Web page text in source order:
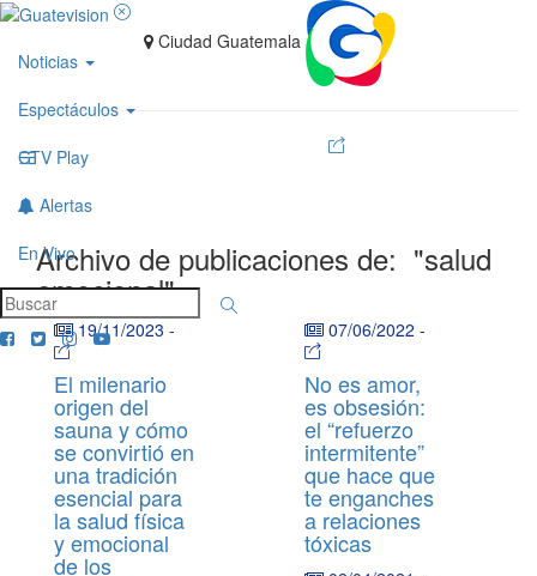
Noticias
Espectáculos
GTV Play
Alertas
En Vivo
Ciudad Guatemala
Archivo de publicaciones de: "salud
emocional"
19/11/2023 -
El milenario
origen del
sauna y cómo
se convirtió en
una tradición
esencial para
la salud física
y emocional
de los
07/06/2022 -
No es amor,
es obsesión:
el “refuerzo
intermitente”
que hace que
te enganches
a relaciones
tóxicas